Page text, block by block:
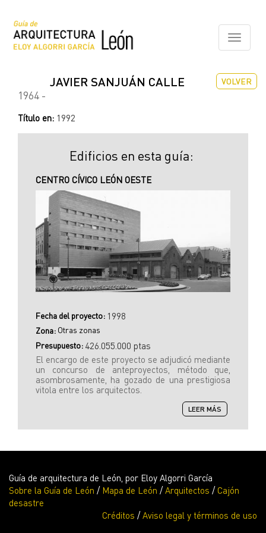
contenido
principal
Toggle
VOLVER
JAVIER SANJUÁN CALLE
1964 -
Título en: 1992
Edificios en esta guía:
CENTRO CÍVICO LEÓN OESTE
Fecha del proyecto: 1998
Zona: Otras zonas
Presupuesto: 426.055.000 ptas
El encargo de este proyecto se adjudicó mediante
un concurso de anteproyectos, método que,
asombrosamente, ha gozado de una prestigiosa
vitola entre los arquitectos.
LEER MÁS SOBRE
CENTRO
Guía de arquitectura de León, por Eloy Algorri García
Sobre la Guía de León / Mapa de León /Arquitectos /Cajón
desastre
Créditos /Aviso legal y términos de uso